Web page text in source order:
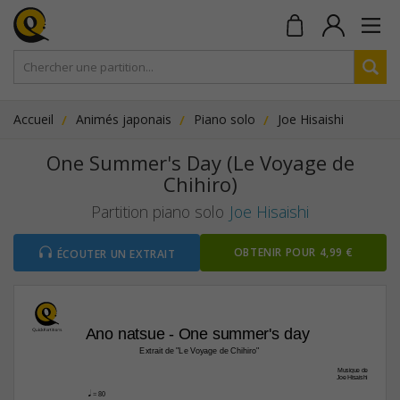
Accueil Animés japonais Piano solo Joe Hisaishi
One Summer's Day (Le Voyage de
Chihiro)
Partition piano solo Joe Hisaishi
ÉCOUTER UN EXTRAIT OBTENIR POUR 4,99 €
Ano natsue - One summer's day
Musique de
Joe Hisaishi
q = 80
Extrait de "Le Voyage de Chihiro"